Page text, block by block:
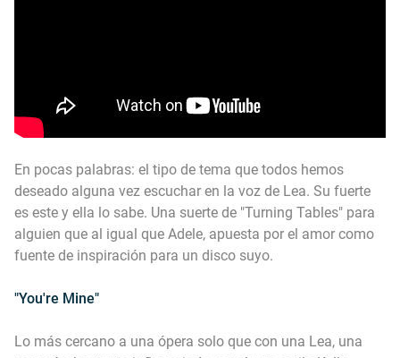
En pocas palabras: el tipo de tema que todos hemos
deseado alguna vez escuchar en la voz de Lea. Su fuerte
es este y ella lo sabe. Una suerte de "Turning Tables" para
alguien que al igual que Adele, apuesta por el amor como
fuente de inspiración para un disco suyo.
"You're Mine"
Lo más cercano a una ópera solo que con una Lea, una